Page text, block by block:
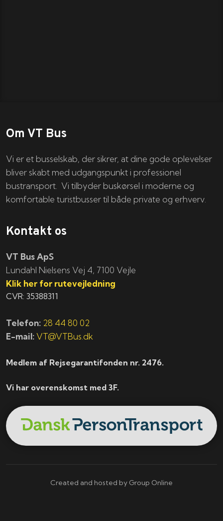
Om VT Bus
Vi er et busselskab, der sikrer, at dine gode oplevelser
bliver skabt med udgangspunkt i professionel
bustransport. Vi tilbyder buskørsel i moderne og
komfortable turistbusser til både private og erhverv.
Kontakt os
VT Bus ApS
​​​Lundahl Nielsens Vej 4, 7100 Vejle
Klik her for rutevejledning
CVR: 35388311
Telefon: 28 44 80 02
E-mail: VT@VTBus.dk
Medlem af Rejsegarantifonden nr. 2476.
Vi har overenskomst med 3F.
Created and hosted by Group Online